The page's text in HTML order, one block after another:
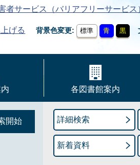
者サービス（バリアフリーサービス
げる 背景色変更 標準 青 黒
各図書館案内
詳細検索
新着資料